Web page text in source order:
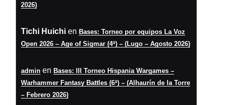
2026)
Tichi Huichi en Bases: Torneo por equipos La Voz
Open 2026 – Age of Sigmar (4ª) – (Lugo – Agosto 2026)
admin en Bases: III Torneo Hispania Wargames –
Warhammer Fantasy Battles (6ª) – (Alhaurín de la Torre
– Febrero 2026)